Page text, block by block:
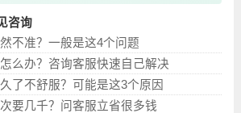
咨询
不准？一般是这4个问题
么办？咨询客服快速自己解决
了不舒服？可能是这3个原因
要几千？问客服立省很多钱